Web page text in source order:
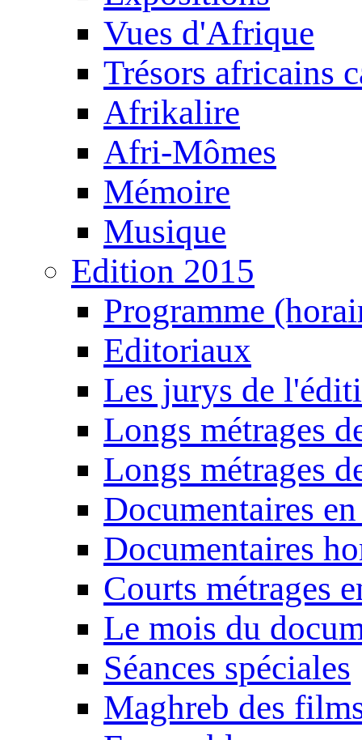
Vues d'Afrique
Trésors africains
Afrikalire
Afri-Mômes
Mémoire
Musique
Edition 2015
Programme
Editoriaux
Les jurys de
Longs métrages
Longs métrages
Documentaires
Documentaires
Courts métrages
Le mois du
Séances spéciales
Maghreb des